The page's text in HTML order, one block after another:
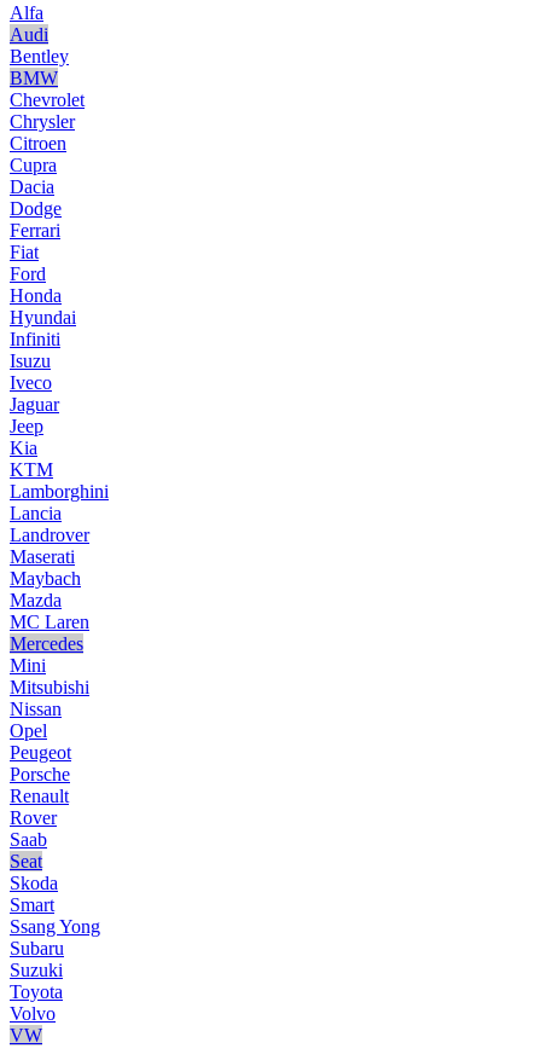
Alfa
Audi
Bentley
BMW
Chevrolet
Chrysler
Citroen
Cupra
Dacia
Dodge
Ferrari
Fiat
Ford
Honda
Hyundai
Infiniti
Isuzu
Iveco
Jaguar
Jeep
Kia
KTM
Lamborghini
Lancia
Landrover
Maserati
Maybach
Mazda
MC Laren
Mercedes
Mini
Mitsubishi
Nissan
Opel
Peugeot
Porsche
Renault
Rover
Saab
Seat
Skoda
Smart
Ssang Yong
Subaru
Suzuki
Toyota
Volvo
VW